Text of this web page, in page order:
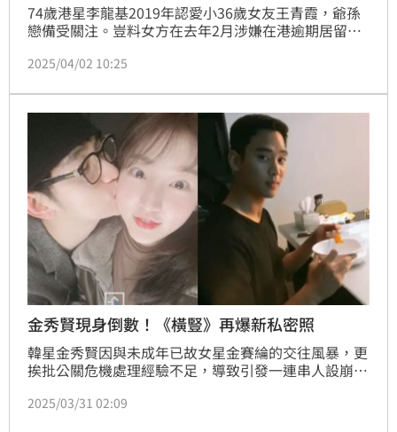
74歲港星李龍基2019年認愛小36歲女友王青霞，爺孫
戀備受關注。豈料女方在去年2月涉嫌在港逾期居留，
庭，王青霞坦承其中五項罪名被判處2年1個月有期徒
功，一出獄就會儘快辦手續。
2025/04/02 10:25
金秀賢現身倒數！《橫豎》再爆新私密照
韓星金秀賢因與未成年已故女星金賽綸的交往風暴，更
挨批公關危機處理經驗不足，導致引發一連串人設崩
天下午將首度露面，YouTube頻道《橫豎研究所》在記
2025/03/31 02:09